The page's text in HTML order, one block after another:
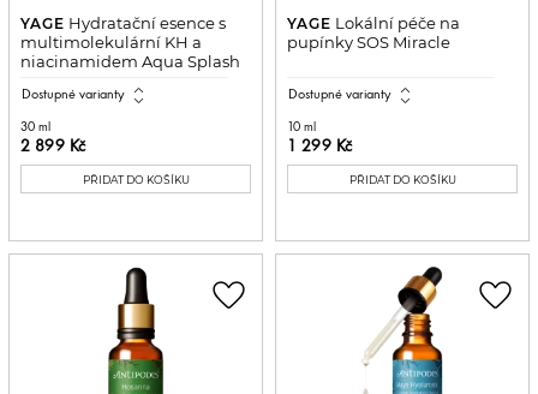
YAGE Hydratační esence s
multimolekulární KH a
niacinamidem Aqua Splash
Dostupné varianty expand_all
30 ml
2 899 Kč
PŘIDAT DO KOŠÍKU
YAGE Lokální péče na
pupínky SOS Miracle
Dostupné varianty expand_all
10 ml
1 299 Kč
PŘIDAT DO KOŠÍKU
favorite_border favorite_border